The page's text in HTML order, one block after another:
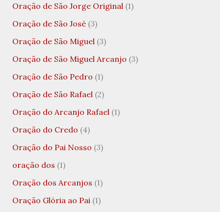
Oração de São Jorge Original (1)
Oração de São José(3)
Oração de São Miguel (3)
Oração de São Miguel Arcanjo (3)
Oração de São Pedro (1)
Oração de São Rafael (2)
Oração do Arcanjo Rafael (1)
Oração do Credo (4)
Oração do Pai Nosso (3)
oração dos (1)
Oração dos Arcanjos (1)
Oração Glória ao Pai (1)